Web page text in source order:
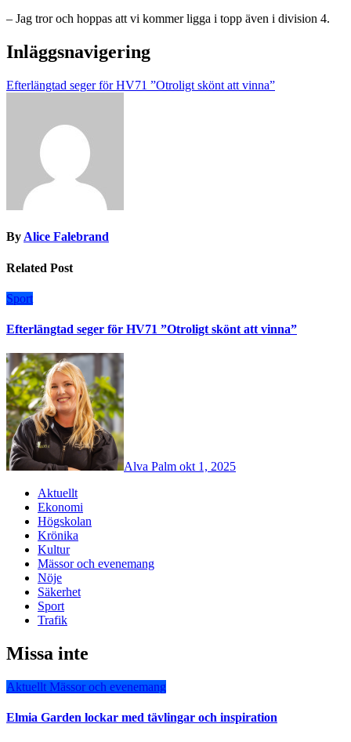
– Jag tror och hoppas att vi kommer ligga i topp även i division 4.
Inläggsnavigering
Efterlängtad seger för HV71 ”Otroligt skönt att vinna”
By Alice Falebrand
Related Post
Sport
Efterlängtad seger för HV71 ”Otroligt skönt att vinna”
Alva Palm okt 1, 2025
Aktuellt
Ekonomi
Högskolan
Krönika
Kultur
Mässor och evenemang
Nöje
Säkerhet
Sport
Trafik
Missa inte
Aktuellt Mässor och evenemang
Elmia Garden lockar med tävlingar och inspiration